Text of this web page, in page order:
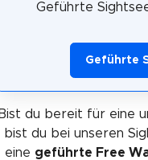
Geführte
Geführte
Bist du bereit für eine
bist du bei unseren
eine geführte Free